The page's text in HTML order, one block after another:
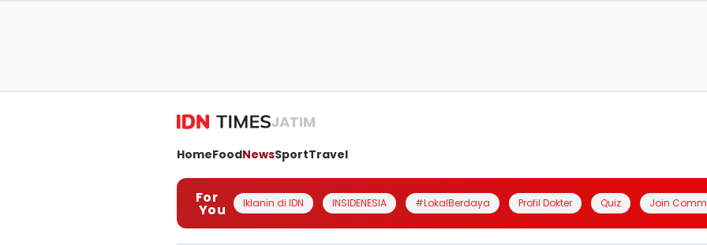
JATIM
HomeFoodNewsSportTravel
For
You Iklanin di IDN INSIDENESIA #LokalBerdaya Profil Dokter Quiz Join